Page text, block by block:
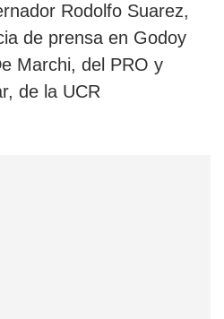
Rodolfo Suarez,
de prensa en Godoy
Marchi, del PRO y
de la UCR